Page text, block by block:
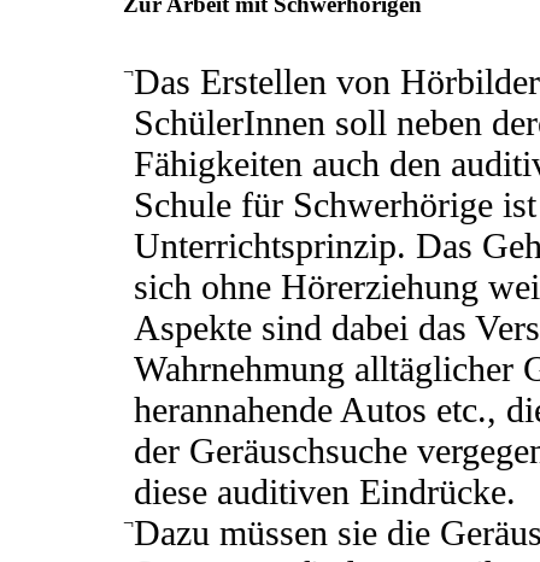
¬Das Erstellen von
SchülerInnen soll neben
Fähigkeiten auch den
Schule für Schwerhörige
Unterrichtsprinzip. Das
sich ohne Hörerziehung
Aspekte sind dabei das
Wahrnehmung alltäglicher
herannahende Autos etc.,
der Geräuschsuche
diese auditiven Eindrücke.
¬Dazu müssen sie die